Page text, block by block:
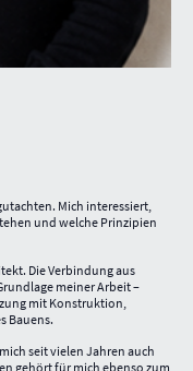
Mich interessiert,
und welche Prinzipien
Die Verbindung aus
meiner Arbeit –
mit Konstruktion,
Bauens.
seit vielen Jahren auch
gehört für mich ebenso zum